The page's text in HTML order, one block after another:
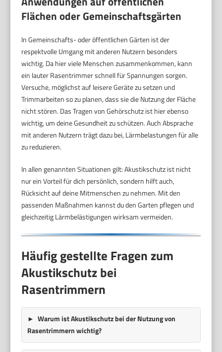
Flächen oder Gemeinschaftsgärten
In Gemeinschafts- oder öffentlichen Gärten ist der
respektvolle Umgang mit anderen Nutzern besonders
wichtig. Da hier viele Menschen zusammenkommen, kann
ein lauter Rasentrimmer schnell für Spannungen sorgen.
Versuche, möglichst auf leisere Geräte zu setzen und
Trimmarbeiten so zu planen, dass sie die Nutzung der Fläche
nicht stören. Das Tragen von Gehörschutz ist hier ebenso
wichtig, um deine Gesundheit zu schützen. Auch Absprache
mit anderen Nutzern trägt dazu bei, Lärmbelastungen für alle
zu reduzieren.
In allen genannten Situationen gilt: Akustikschutz ist nicht
nur ein Vorteil für dich persönlich, sondern hilft auch,
Rücksicht auf deine Mitmenschen zu nehmen. Mit den
passenden Maßnahmen kannst du den Garten pflegen und
gleichzeitig Lärmbelästigungen wirksam vermeiden.
Häufig gestellte Fragen zum
Akustikschutz bei
Rasentrimmern
Warum ist Akustikschutz bei der Nutzung von
Rasentrimmern wichtig?